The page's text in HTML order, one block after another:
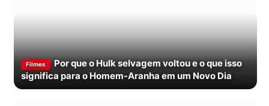
Filmes
Por que o Hulk selvagem voltou e o que isso
significa para o Homem-Aranha em um Novo Dia